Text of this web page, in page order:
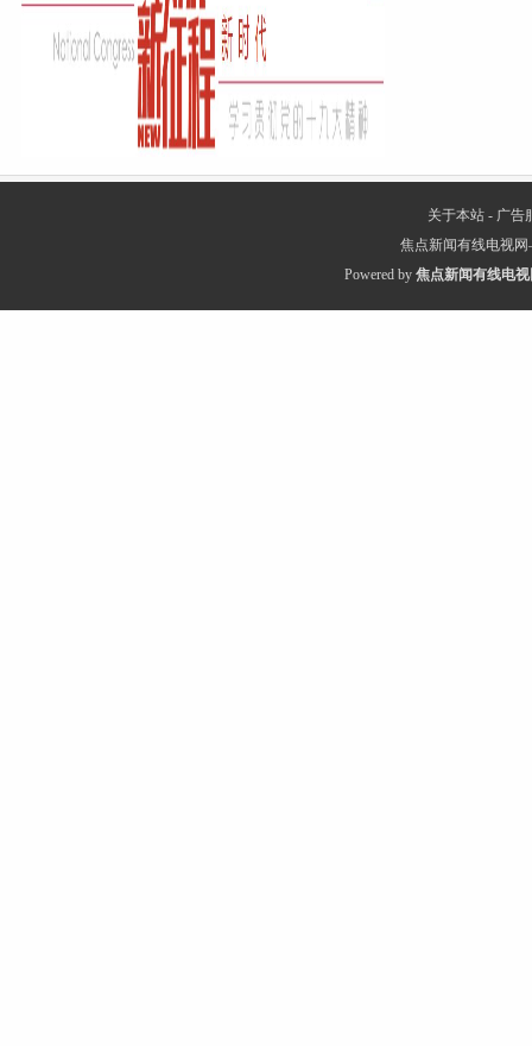
关于本站 - 广告
焦点新闻有线电视
Powered by 焦点新闻有线电